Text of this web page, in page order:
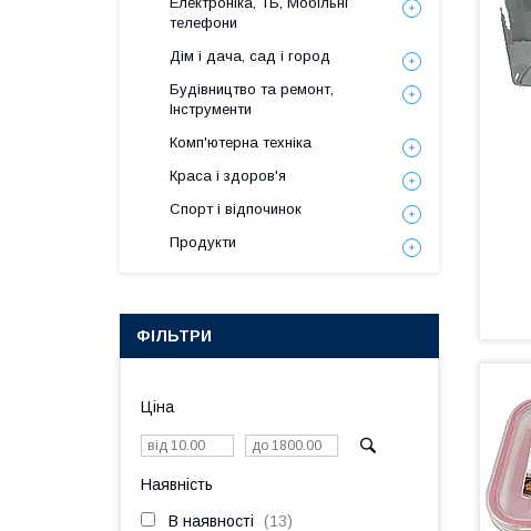
телефони
Дім і дача, сад і город
Будівництво та ремонт,
Інструменти
Комп'ютерна техніка
Краса і здоров'я
Спорт і відпочинок
Продукти
ФІЛЬТРИ
Ціна
Наявність
В наявності 13